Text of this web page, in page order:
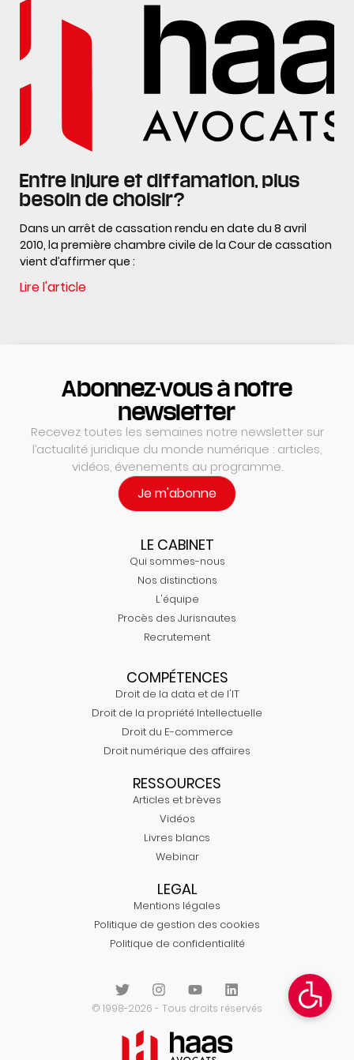
Entre injure et diffamation, plus
besoin de choisir?
Dans un arrêt de cassation rendu en date du 8 avril
2010, la première chambre civile de la Cour de cassation
vient d’affirmer que :
Lire l'article
Abonnez-vous à notre
newsletter
Recevez toutes les semaines notre newsletter sur
l’actualité juridique du monde numérique : articles,
vidéos, évenements au programme.
Je m'abonne
LE CABINET
Qui sommes-nous
Nos distinctions
L'équipe
Procès des Jurisnautes
Recrutement
COMPÉTENCES
Droit de la data et de l'IT
Droit de la propriété Intellectuelle
Droit du E-commerce
Droit numérique des affaires
RESSOURCES
Articles et brèves
Vidéos
Livres blancs
Webinar
LEGAL
Mentions légales
Politique de gestion des cookies
Politique de confidentialité
© 1998-2026 - Tous droits réservés